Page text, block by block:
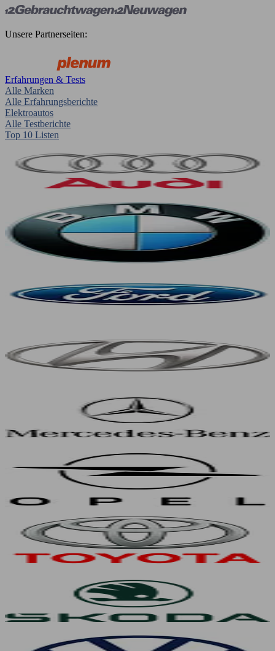
Unsere Partnerseiten:
Erfahrungen & Tests
Alle Marken
Alle Erfahrungsberichte
Elektroautos
Alle Testberichte
Top 10 Listen